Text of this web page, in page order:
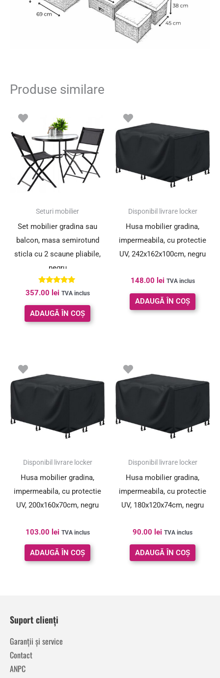
Produse similare
Seturi mobilier
Set mobilier gradina sau
balcon, masa semirotund
sticla cu 2 scaune pliabile,
negru
Evaluat la
5.00
din 5
357.00 lei TVA inclus
ADAUGĂ ÎN COȘ
Disponibil livrare locker
Husa mobilier gradina,
impermeabila, cu protectie
UV, 242x162x100cm, negru
148.00 lei TVA inclus
ADAUGĂ ÎN COȘ
Disponibil livrare locker
Husa mobilier gradina,
impermeabila, cu protectie
UV, 200x160x70cm, negru
103.00 lei TVA inclus
ADAUGĂ ÎN COȘ
Disponibil livrare locker
Husa mobilier gradina,
impermeabila, cu protectie
UV, 180x120x74cm, negru
90.00 lei TVA inclus
ADAUGĂ ÎN COȘ
Suport clienți
Garanții și service
Contact
ANPC